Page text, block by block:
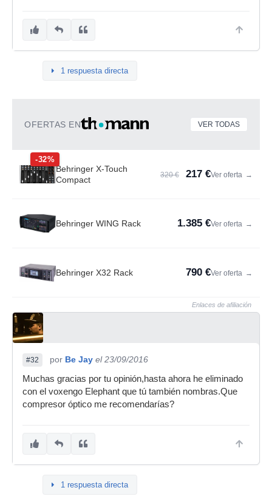
1 respuesta directa
OFERTAS EN VER TODAS
-32%
Behringer X-Touch
Compact
320 € 217 €Ver oferta →
Behringer WING Rack 1.385 €Ver oferta →
Behringer X32 Rack 790 €Ver oferta →
Enlaces de afiliación
#32 por Be Jay el 23/09/2016
Muchas gracias por tu opinión,hasta ahora he eliminado
con el voxengo Elephant que tú también nombras.Que
compresor óptico me recomendarías?
1 respuesta directa